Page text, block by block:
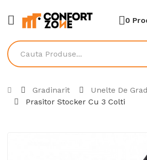
Gradinarit
Unelte De
Prasitor Stocker Cu 3 Colti